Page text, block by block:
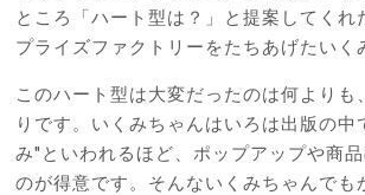
ところ「ハート型は？」と提案してくれ
プライズファクトリーをたちあげたいく
このハート型は大変だったのは何よりも
りです。いくみちゃんはいろは出版の中
み" といわれるほど、ポップアップや商
のが得意です。そんないくみちゃんでも